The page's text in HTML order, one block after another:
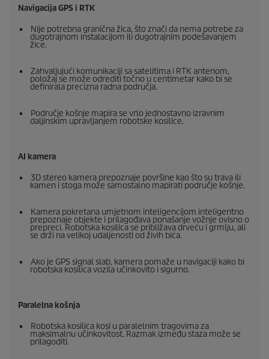
Navigacija GPS i RTK
Nije potrebna granična žica, što znači da nema potrebe za
dugotrajnom instalacijom ili dugotrajnim podešavanjem
žice.
Zahvaljujući komunikaciji sa satelitima i RTK antenom,
položaj se može odrediti točno u centimetar kako bi se
definirala precizna radna područja.
Područje košnje mapira se vrlo jednostavno izravnim
daljinskim upravljanjem robotske kosilice.
AI kamera
3D stereo kamera prepoznaje površine kao što su trava ili
kamen i stoga može samostalno mapirati područje košnje.
Kamera pokretana umjetnom inteligencijom inteligentno
prepoznaje objekte i prilagođava ponašanje vožnje ovisno o
prepreci. Robotska kosilica se približava drveću i grmlju, ali
se drži na velikoj udaljenosti od živih bića.
Ako je GPS signal slab, kamera pomaže u navigaciji kako bi
robotska kosilica vozila učinkovito i sigurno.
Paralelna košnja
Robotska kosilica kosi u paralelnim tragovima za
maksimalnu učinkovitost. Razmak između staza može se
prilagoditi.